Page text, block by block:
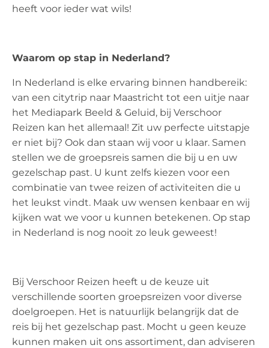
heeft voor ieder wat wils!
Waarom op stap in Nederland?
In Nederland is elke ervaring binnen handbereik:
van een citytrip naar Maastricht tot een uitje naar
het Mediapark Beeld & Geluid, bij Verschoor
Reizen kan het allemaal! Zit uw perfecte uitstapje
er niet bij? Ook dan staan wij voor u klaar. Samen
stellen we de groepsreis samen die bij u en uw
gezelschap past. U kunt zelfs kiezen voor een
combinatie van twee reizen of activiteiten die u
het leukst vindt. Maak uw wensen kenbaar en wij
kijken wat we voor u kunnen betekenen. Op stap
in Nederland is nog nooit zo leuk geweest!
Bij Verschoor Reizen heeft u de keuze uit
verschillende soorten groepsreizen voor diverse
doelgroepen. Het is natuurlijk belangrijk dat de
reis bij het gezelschap past. Mocht u geen keuze
kunnen maken uit ons assortiment, dan adviseren